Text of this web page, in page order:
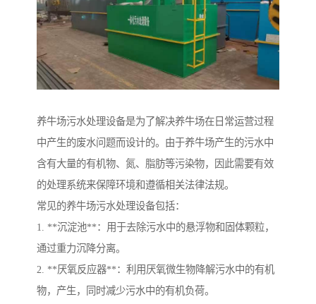
养牛场污水处理设备是为了解决养牛场在日常运营过程
中产生的废水问题而设计的。由于养牛场产生的污水中
含有大量的有机物、氮、脂肪等污染物，因此需要有效
的处理系统来保障环境和遵循相关法律法规。
常见的养牛场污水处理设备包括：
1. **沉淀池**：用于去除污水中的悬浮物和固体颗粒，
通过重力沉降分离。
2. **厌氧反应器**：利用厌氧微生物降解污水中的有机
物，产生，同时减少污水中的有机负荷。